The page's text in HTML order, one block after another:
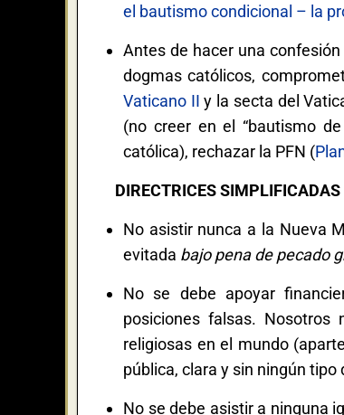
el bautismo condicional – la
Antes de hacer una
dogmas católicos,
Vaticano II y la secta del
(no creer en el “bautismo
católica), rechazar la PFN (
DIRECTRICES
No asistir nunca a la Nueva
evitada bajo pena de pecado
No se debe apoyar
posiciones falsas. Nosotros
religiosas en el mundo
pública, clara y sin ningún tipo
No se debe asistir a ninguna